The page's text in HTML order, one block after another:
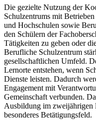
Die gezielte Nutzung der
Schulzentrums mit
und Hochschulen sowie
den Schülern der
Tätigkeiten zu geben oder
Berufliche Schulzentrum
gesellschaftlichen Umfeld.
Lernorte entstehen, wenn
Dienste leisten. Dadurch
Engagement mit
Gemeinschaft verbunden.
Ausbildung im zweijährigen
besonderes Betätigungsfeld.